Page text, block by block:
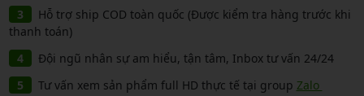
Hỗ trợ ship COD toàn quốc (Được kiểm tra hàng trước khi
thanh toán)
Đội ngũ nhân sự am hiểu, tận tâm, Inbox tư vấn 24/24
Tư vấn xem sản phẩm full HD thực tế tại group Zalo